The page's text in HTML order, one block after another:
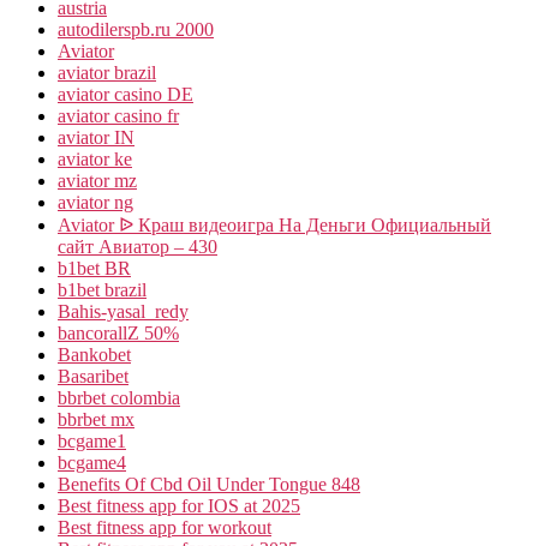
austria
autodilerspb.ru 2000
Aviator
aviator brazil
aviator casino DE
aviator casino fr
aviator IN
aviator ke
aviator mz
aviator ng
Aviator ᐉ Краш видеоигра На Деньги Официальный
сайт Авиатор – 430
b1bet BR
b1bet brazil
Bahis-yasal_redy
bancorallZ 50%
Bankobet
Basaribet
bbrbet colombia
bbrbet mx
bcgame1
bcgame4
Benefits Of Cbd Oil Under Tongue 848
Best fitness app for IOS at 2025
Best fitness app for workout